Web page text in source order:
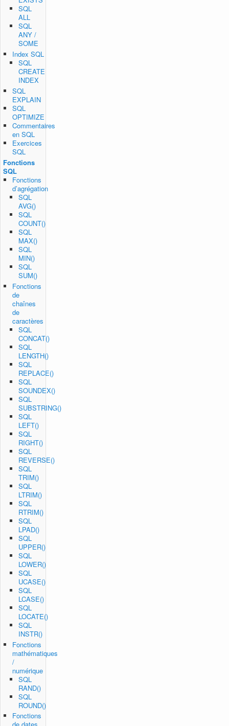
SQL
ALL
SQL
ANY /
SOME
Index SQL
SQL
CREATE
INDEX
SQL
EXPLAIN
SQL
OPTIMIZE
Commentaires
en SQL
Exercices
SQL
Fonctions
SQL
Fonctions
d’agrégation
SQL
AVG()
SQL
COUNT()
SQL
MAX()
SQL
MIN()
SQL
SUM()
Fonctions
de
chaînes
de
caractères
SQL
CONCAT()
SQL
LENGTH()
SQL
REPLACE()
SQL
SOUNDEX()
SQL
SUBSTRING()
SQL
LEFT()
SQL
RIGHT()
SQL
REVERSE()
SQL
TRIM()
SQL
LTRIM()
SQL
RTRIM()
SQL
LPAD()
SQL
UPPER()
SQL
LOWER()
SQL
UCASE()
SQL
LCASE()
SQL
LOCATE()
SQL
INSTR()
Fonctions
mathématiques
/
numérique
SQL
RAND()
SQL
ROUND()
Fonctions